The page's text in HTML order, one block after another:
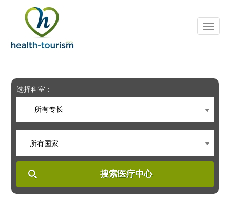
includes
system.
选择科室：
所有专长
所有国家
搜索医疗中心